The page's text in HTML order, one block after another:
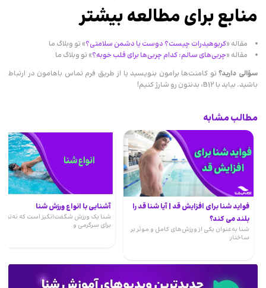
منابع برای مطالعه بیشتر
مقاله «کربوهیدرات چیست؟ دوست یا دشمن سلامتی؟» تو وبلاگ ما
مقاله «چربی‌های سالم: کدام چربی‌ها برای قلب خوبه؟» تو وبلاگ ما
سؤالی دارید؟تو کامنت‌ها برامون بنویسید یا از طریق فرم تماس باهامون در ارتباط
باشید. بیاید با B12، بدنتون رو شارژ کنیم!
مطالب مشابه
فواید شنا برای افزایش قد | آیا شنا قد را
بلند می کند؟
شنا به‌عنوان یکی از ورزش‌های کامل و موثر بر
ساختار
آشنایی با انواع ورزش شنا
شنا یک ورزش شگفت‌انگیز است که نه‌تنها
برای سرگرمی و